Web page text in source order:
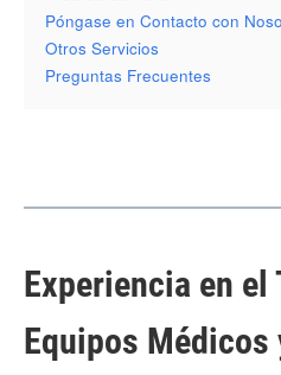
Póngase en Contacto con
Otros Servicios
Preguntas Frecuentes
Experiencia en el
Equipos Médicos